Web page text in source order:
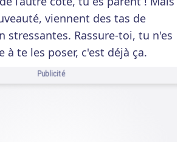
viennent des tas de
stressantes. Rassure-toi, tu n'es
à te les poser, c'est déjà ça.
Publicité